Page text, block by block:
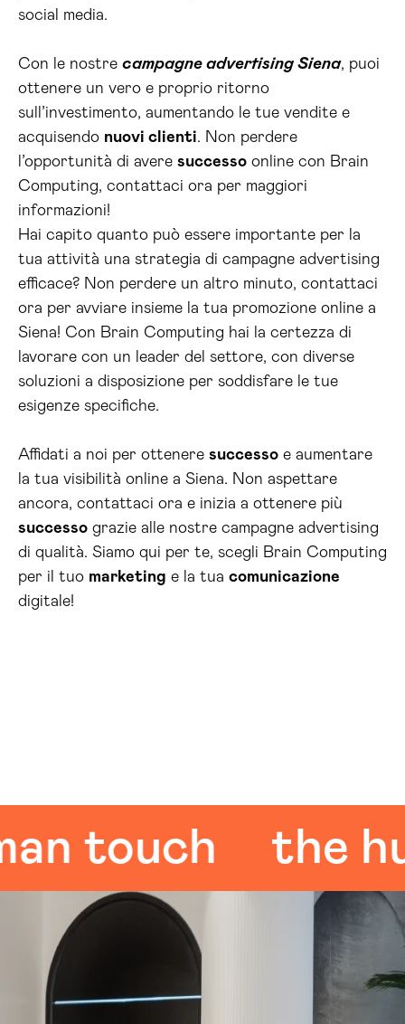
social media.
Con le nostre campagne advertising Siena, puoi
ottenere un vero e proprio ritorno
sull’investimento, aumentando le tue vendite e
acquisendo nuovi clienti. Non perdere
l’opportunità di avere successo online con Brain
Computing, contattaci ora per maggiori
informazioni!
Hai capito quanto può essere importante per la
tua attività una strategia di campagne advertising
efficace? Non perdere un altro minuto, contattaci
ora per avviare insieme la tua promozione online a
Siena! Con Brain Computing hai la certezza di
lavorare con un leader del settore, con diverse
soluzioni a disposizione per soddisfare le tue
esigenze specifiche.
Affidati a noi per ottenere successo e aumentare
la tua visibilità online a Siena. Non aspettare
ancora, contattaci ora e inizia a ottenere più
successo grazie alle nostre campagne advertising
di qualità. Siamo qui per te, scegli Brain Computing
per il tuo marketing e la tua comunicazione
digitale!
the